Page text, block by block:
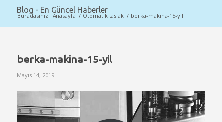
Blog - En Güncel Haberler
Buradasınız: Anasayfa / Otomatik taslak / berka-makina-15-yil
berka-makina-15-yil
Mayıs 14, 2019